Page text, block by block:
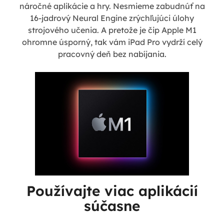
náročné aplikácie a hry. Nesmieme zabudnúť na
16-jadrový Neural Engine zrýchľujúci úlohy
strojového učenia. A pretože je čip Apple M1
ohromne úsporný, tak vám iPad Pro vydrží celý
pracovný deň bez nabíjania.
Používajte viac aplikácií
súčasne